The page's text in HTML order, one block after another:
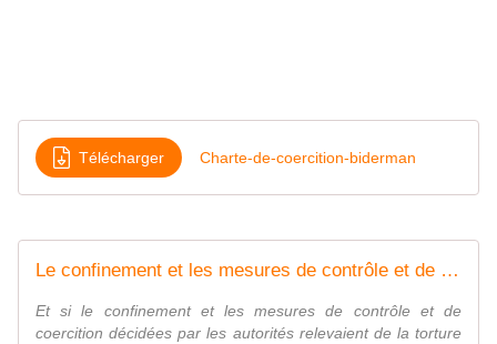
Télécharger Charte-de-coercition-biderman
Le confinement et les mesures de contrôle et de coercition décidées par les autorités relèvent-elles de la torture ?
Et si le confinement et les mesures de contrôle et de
coercition décidées par les autorités relevaient de la torture